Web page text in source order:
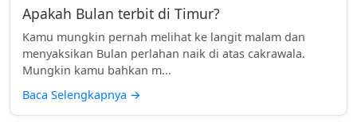
Apakah Bulan terbit di Timur?
Kamu mungkin pernah melihat ke langit malam dan
menyaksikan Bulan perlahan naik di atas cakrawala.
Mungkin kamu bahkan m...
Baca Selengkapnya →